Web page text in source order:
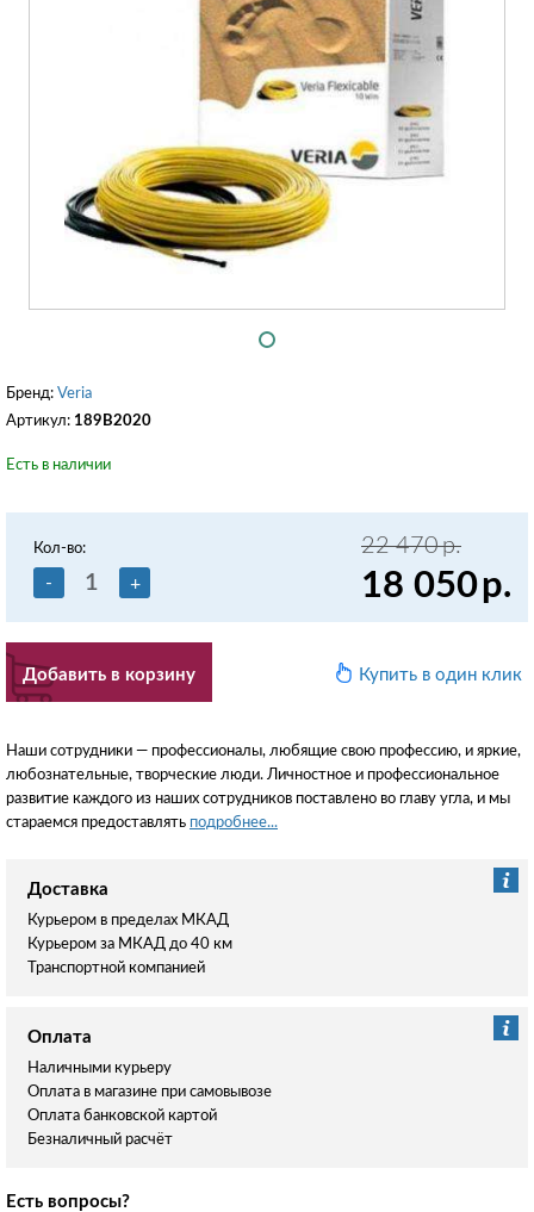
Бренд: Veria
Артикул: 189B2020
Есть в наличии
Кол-во:
- +
Добавить в корзину
22 470р.
18 050р.
Купить в один клик
Наши сотрудники — профессионалы, любящие свою профессию, и яркие,
любознательные, творческие люди. Личностное и профессиональное
развитие каждого из наших сотрудников поставлено во главу угла, и мы
стараемся предоставлять подробнее...
Доставка
Курьером в пределах МКАД
Курьером за МКАД до 40 км
Транспортной компанией
Оплата
Наличными курьеру
Оплата в магазине при самовывозе
Оплата банковской картой
Безналичный расчёт
Есть вопросы?